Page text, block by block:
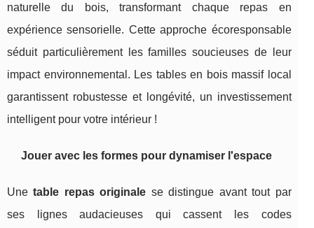
naturelle du bois, transformant chaque repas en
expérience sensorielle. Cette approche écoresponsable
séduit particulièrement les familles soucieuses de leur
impact environnemental. Les tables en bois massif local
garantissent robustesse et longévité, un investissement
intelligent pour votre intérieur !
Jouer avec les formes pour dynamiser l'espace
Unetable repas originale se distingue avant tout par
ses lignes audacieuses qui cassent les codes